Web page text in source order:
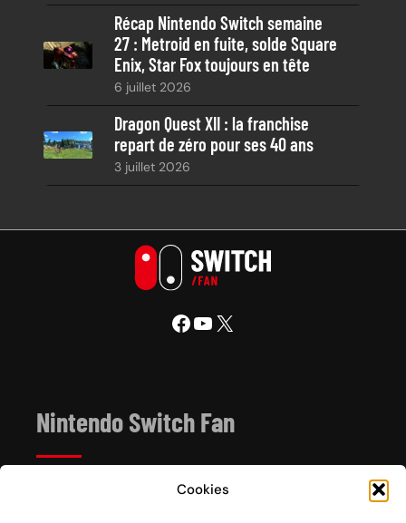
Cookies
Récap Nintendo Switch semaine
27 : Metroid en fuite, solde Square
Enix, Star Fox toujours en tête
6 juillet 2026
Dragon Quest XII : la franchise
repart de zéro pour ses 40 ans
3 juillet 2026
Facebook YouTube X
Nintendo Switch Fan
Depuis 2017, Nintendo Switch Fan est un site de